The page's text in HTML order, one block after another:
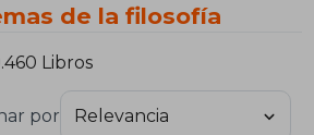
de la filosofía
Libros
por